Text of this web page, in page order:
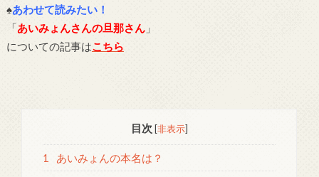
♠あわせて読みたい！
「あいみょんさんの旦那さん」
についての記事はこちら
目次 [非表示]
1 あいみょんの本名は？